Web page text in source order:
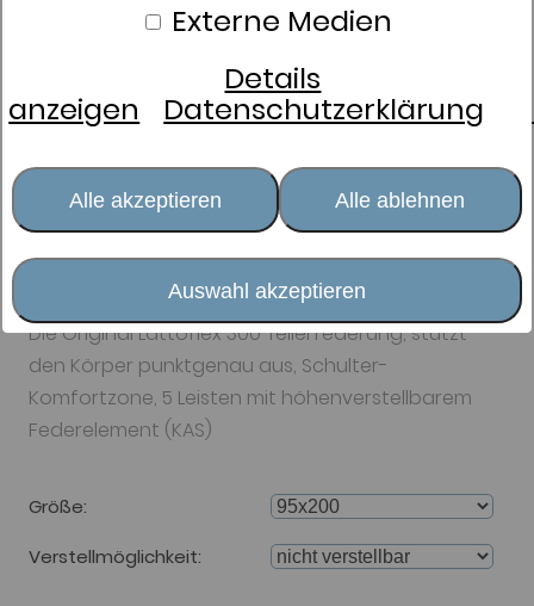
Externe Medien
Details
anzeigen Datenschutzerklärung
Alle akzeptieren Alle ablehnen
Auswahl akzeptieren
Unterfederung Lattoflex
300 Plus
Die Original Lattoflex 300 Tellerfederung, stützt
den Körper punktgenau aus, Schulter-
Komfortzone, 5 Leisten mit höhenverstellbarem
Federelement (KAS)
Größe
Verstellmöglichkeit